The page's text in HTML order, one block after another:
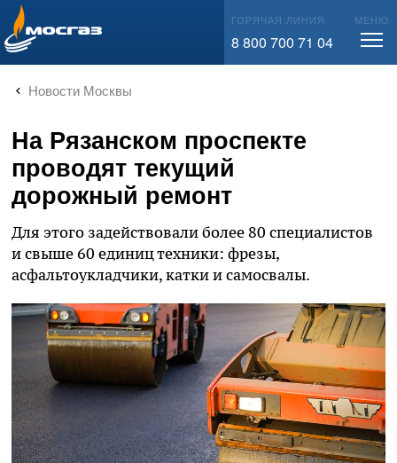
info@mos-gaz.ru ГОРЯЧАЯ ЛИНИЯ
8 800 700 71 04
МЕНЮ
Новости Москвы
На Рязанском проспекте
проводят текущий
дорожный ремонт
Для этого задействовали более 80 специалистов
и свыше 60 единиц техники: фрезы,
асфальтоукладчики, катки и самосвалы.